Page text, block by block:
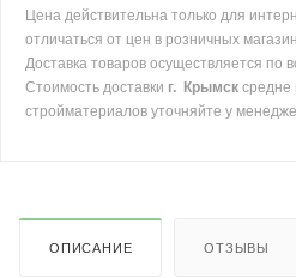
Цена действительна только для
отличаться от цен в розничных
Доставка товаров осуществляется по
Стоимость доставки г. Крымск средне
стройматериалов уточняйте у
ОПИСАНИЕ ОТЗЫВЫ